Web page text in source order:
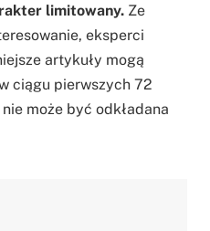
limitowany. Ze
eksperci
artykuły mogą
ciągu pierwszych 72
może być odkładana